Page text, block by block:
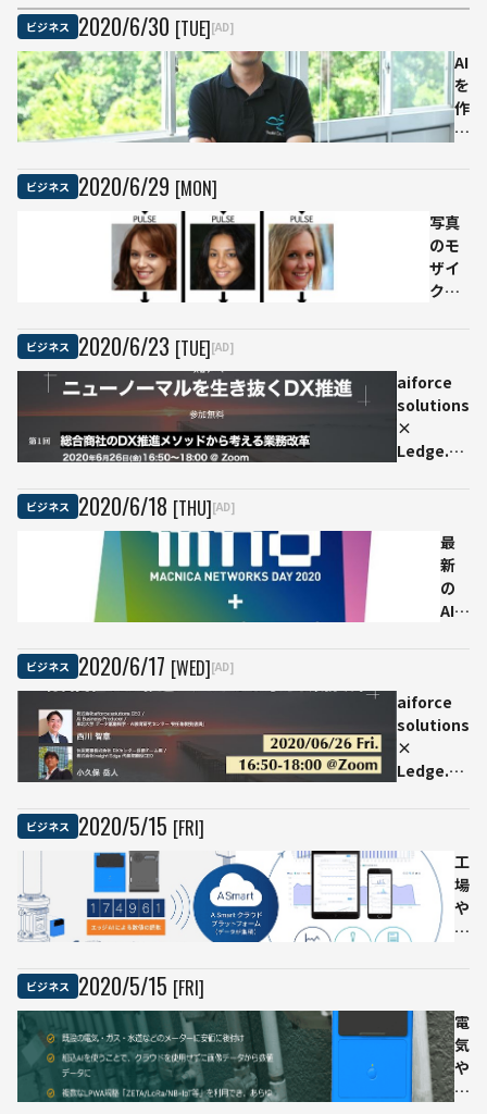
ビジネス 2020/6/30 [TUE][AD]
AI
を
作
る
京
で
は
な
選
だ
琵
琶
に
ビジネス 2020/6/29 [MON]
写真
のモ
ザイ
クを
ぼ”復
元さ
AIが
ビジネス 2020/6/23 [TUE][AD]
aiforce
solutions
×
Ledge.ai
ルを生き
抜くDX推
ビジネス 2020/6/18 [THU][AD]
最
新
の
AI・
動
向
集
ニ
カ
の
カ
レ
ン
ス
7/2
ビジネス 2020/6/17 [WED][AD]
aiforce
solutions
×
Ledge.ai
DX推進メ
ソッドか
ら考える
業務改
ビジネス 2020/5/15 [FRI]
工
場
や
ビ
け
る
ア
ナ
ビジネス 2020/5/15 [FRI]
電
気
や
水